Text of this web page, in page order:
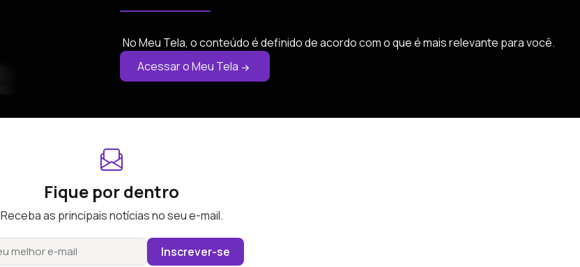
No Meu Tela, o conteúdo é definido de acordo com o que é mais relevante para você.
Acessar o Meu Tela
Fique por dentro
Receba as principais notícias no seu e-mail.
Inscrever-se